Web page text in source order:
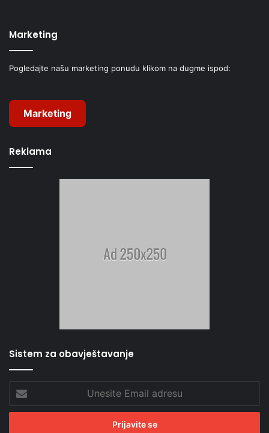
Marketing
Pogledajte našu marketing ponudu klikom na dugme ispod:
Marketing
Reklama
Sistem za obavještavanje
Unesite
Email
adresu